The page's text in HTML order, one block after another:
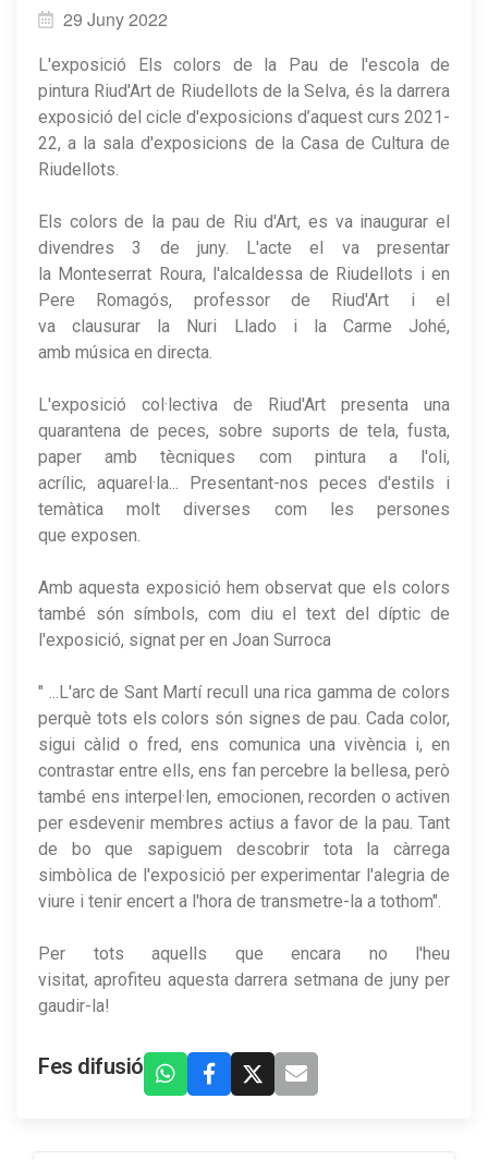
29 Juny 2022
L'exposició Els colors de la Pau de l'escola de
pintura Riud'Art de Riudellots de la Selva, és la darrera
exposició del cicle d'exposicions d’aquest curs 2021-
22, a la sala d'exposicions de la Casa de Cultura de
Riudellots.
Els colors de la pau de Riu d'Art, es va inaugurar el
divendres 3 de juny. L'acte el va presentar
la Monteserrat Roura, l'alcaldessa de Riudellots i en
Pere Romagós, professor de Riud'Art i el
va clausurar la Nuri Llado i la Carme Johé,
amb música en directa.
L'exposició col·lectiva de Riud'Art presenta una
quarantena de peces, sobre suports de tela, fusta,
paper amb tècniques com pintura a l'oli,
acrílic, aquarel·la... Presentant-nos peces d'estils i
temàtica molt diverses com les persones
que exposen.
Amb aquesta exposició hem observat que els colors
també són símbols, com diu el text del díptic de
l'exposició, signat per en Joan Surroca
" ...L'arc de Sant Martí recull una rica gamma de colors
perquè tots els colors són signes de pau. Cada color,
sigui càlid o fred, ens comunica una vivència i, en
contrastar entre ells, ens fan percebre la bellesa, però
també ens interpel·len, emocionen, recorden o activen
per esdevenir membres actius a favor de la pau. Tant
de bo que sapiguem descobrir tota la càrrega
simbòlica de l'exposició per experimentar l'alegria de
viure i tenir encert a l'hora de transmetre-la a tothom".
Per tots aquells que encara no l'heu
visitat, aprofiteu aquesta darrera setmana de juny per
gaudir-la!
Fes difusió